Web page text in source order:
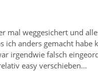
mal weggesichert und
ich anders gemacht
irgendwie falsch
easy verschieben...